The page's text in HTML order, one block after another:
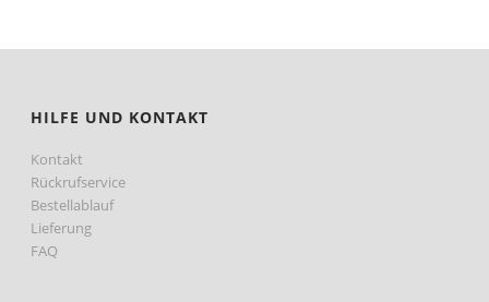
HILFE UND KONTAKT
Kontakt
Rückrufservice
Bestellablauf
Lieferung
FAQ